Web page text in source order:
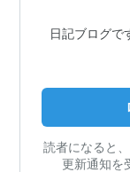
日記ブログで
読者になると
更新通知を